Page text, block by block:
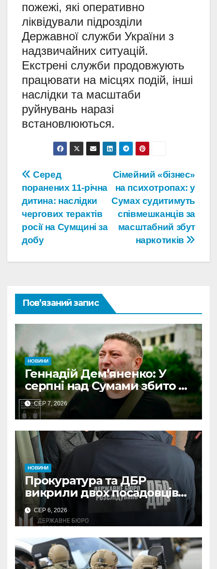
пожежі, які оперативно
ліквідували підрозділи
Державної служби України з
надзвичайних ситуацій.
Екстрені служби продовжують
працювати на місцях подій, інші
наслідки та масштаби
руйнувань наразі
встановлюються.
Навігація
записів
Сімейний «бізнес»
на психотропах: у
Сумах судитимуть
співмешканців за
масштабний збут
наркотиків
Серед
поранених 11-річна
дитина: наслідки
чергових терактів
росії на Сумщині за
добу
Пов’язаний запис
НОВИНИ
Геннадій Дем’яненко: У
серпні над Сумами збито 6
КАБів
СЕР 7, 2026
НОВИНИ
Прокуратура та ДБР
викрили двох посадовців
ДПС Сумщини на вимаганні
неправомірної вигоди у
ФОПа
СЕР 6, 2026